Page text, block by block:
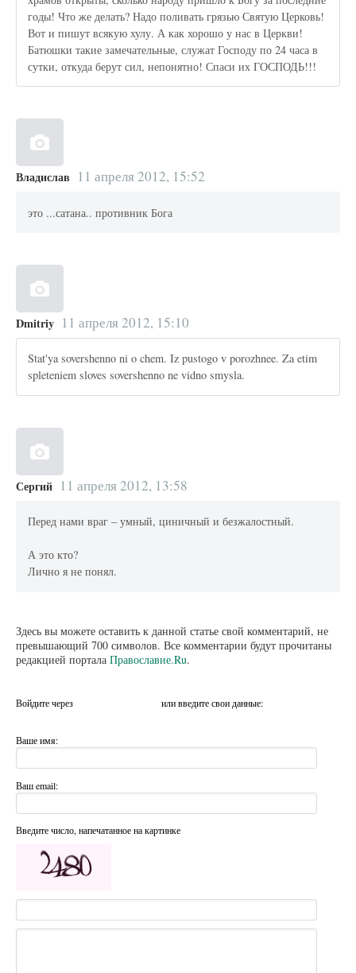
годы! Что же делать? Надо поливать грязью Святую Церковь!
Вот и пишут всякую хулу. А как хорошо у нас в Церкви!
Батюшки такие замечательные, служат Господу по 24 часа в
сутки, откуда берут сил, непонятно! Спаси их ГОСПОДЬ!!!
Владислав 11 апреля 2012, 15:52
это ...сатана.. противник Бога
Dmitriy 11 апреля 2012, 15:10
Stat'ya sovershenno ni o chem. Iz pustogo v porozhnee. Za etim
spleteniem sloves sovershenno ne vidno smysla.
Сергий 11 апреля 2012, 13:58
Перед нами враг – умный, циничный и безжалостный.
А это кто?
Лично я не понял.
Здесь вы можете оставить к данной статье свой комментарий, не
превышающий 700 символов. Все комментарии будут прочитаны
редакцией портала Православие.Ru.
Войдите через или введите свои данные:
Ваше имя:
Ваш email:
Введите число, напечатанное на картинке